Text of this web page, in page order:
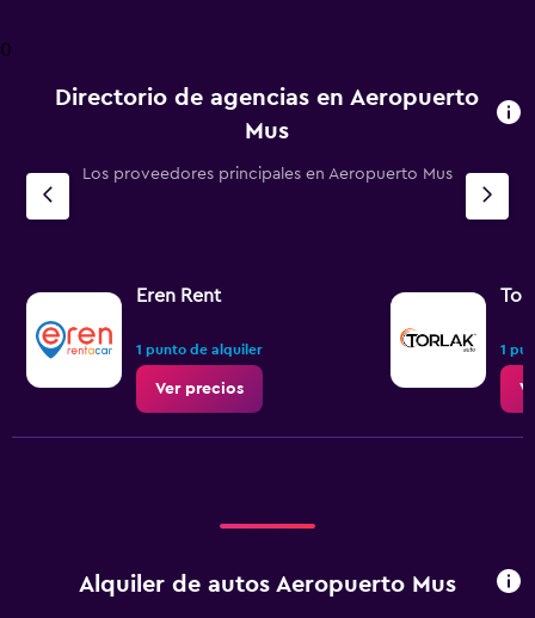
0
Directorio de agencias en Aeropuerto
Mus
Los proveedores principales en Aeropuerto Mus
Eren Rent
1 punto de alquiler
Ver precios
1
Alquiler de autos Aeropuerto Mus